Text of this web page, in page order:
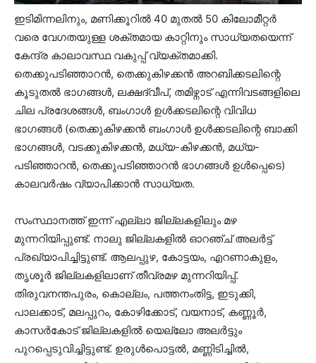
ഇടിമിന്നലിനും, മണിക്കൂറില്‍ 40 മുതല്‍ 50 കിലോമീറ്റര്‍
വരെ വേഗതയുള്ള ശക്തമായ കാറ്റിനും സാധ്യതയെന്ന്
കേന്ദ്ര കാലാവസ്ഥ വകുപ്പ് വ്യക്തമാക്കി.
തെക്കുപടിഞ്ഞാറന്‍, തെക്കുകിഴക്കന്‍ അറബിക്കടലിന്റെ
കൂടുതല്‍ ഭാഗങ്ങള്‍, ലക്ഷദ്വീപ്, തമിഴ്നാട് എന്നിവടങ്ങളിലെ
ചില പ്രദേശങ്ങള്‍, ബംഗാള്‍ ഉള്‍ക്കടലിന്റെ വിവിധ
ഭാഗങ്ങള്‍ (തെക്കുകിഴക്കന്‍ ബംഗാള്‍ ഉള്‍ക്കടലിന്റെ ബാക്കി
ഭാഗങ്ങള്‍, വടക്കുകിഴക്കന്‍, മധ്യ-കിഴക്കന്‍, മധ്യ-
പടിഞ്ഞാറന്‍, തെക്കുപടിഞ്ഞാറന്‍ ഭാഗങ്ങള്‍ ഉള്‍പ്പെടെ)
കാലവര്‍ഷം വ്യാപിക്കാന്‍ സാധ്യത.
സംസ്ഥാനത്ത് ഇന്ന് എല്ലാ ജില്ലകളിലും മഴ
മുന്നറിയിപ്പുണ്ട്. നാലു ജില്ലകളില്‍ ഓറഞ്ച് അലര്‍ട്ട്
പ്രഖ്യാപിച്ചിട്ടുണ്ട്. ആലപ്പുഴ, കോട്ടയം, എറണാകുളം,
തൃശൂര്‍ ജില്ലകളിലാണ് തീവ്രമഴ മുന്നറിയിപ്പ്.
തിരുവനന്തപുരം, കൊല്ലം, പത്തനംതിട്ട, ഇടുക്കി,
പാലക്കാട്, മലപ്പുറം, കോഴിക്കോട്, വയനാട്, കണ്ണൂര്‍,
കാസര്‍കോട് ജില്ലകളില്‍ യെല്ലോ അലര്‍ട്ടും
പുറപ്പെടുവിച്ചിട്ടുണ്ട്. ഉരുള്‍പൊട്ടല്‍, മണ്ണിടിച്ചില്‍,